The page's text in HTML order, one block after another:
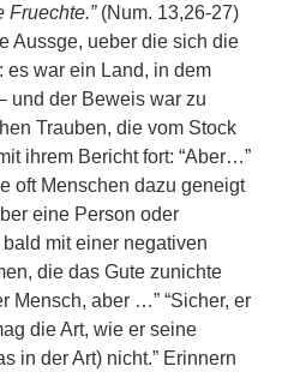
Fruechte.”(Num. 13,26-27)
Aussge, ueber die sich die
war ein Land, in dem
und der Beweis war zu
Trauben, die vom Stock
ihrem Bericht fort: “Aber…”
oft Menschen dazu geneigt
eine Person oder
mit einer negativen
die das Gute zunichte
Mensch, aber …” “Sicher, er
die Art, wie er seine
in der Art) nicht.” Erinnern